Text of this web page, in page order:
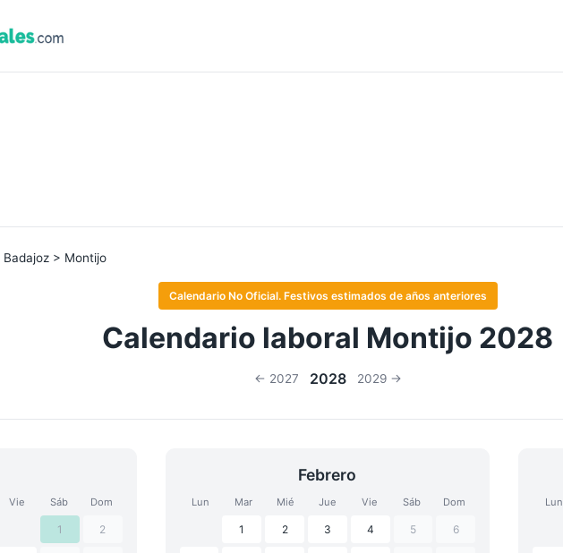
Badajoz > Montijo
Calendario No Oficial. Festivos estimados de años anteriores
Calendario laboral Montijo 2028
← 2027 2028 2029 →
Vie Sáb Dom
1 2
Febrero
Lun Mar Mié Jue Vie Sáb Dom
1 2 3 4 5 6
Lun